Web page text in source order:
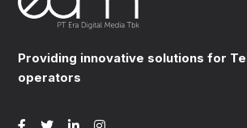
Providing innovative solutions for
operators